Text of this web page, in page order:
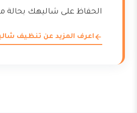
الحفاظ على شاليهك بحالة
اعرف المزيد عن تنظيف